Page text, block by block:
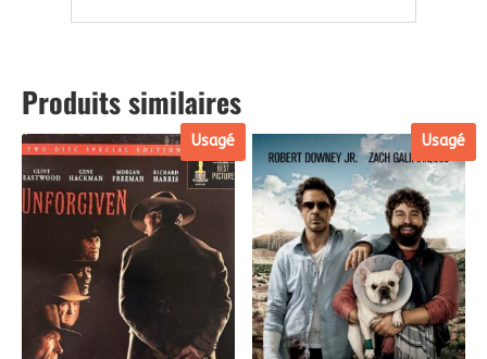
Produits similaires
Usagé Usagé